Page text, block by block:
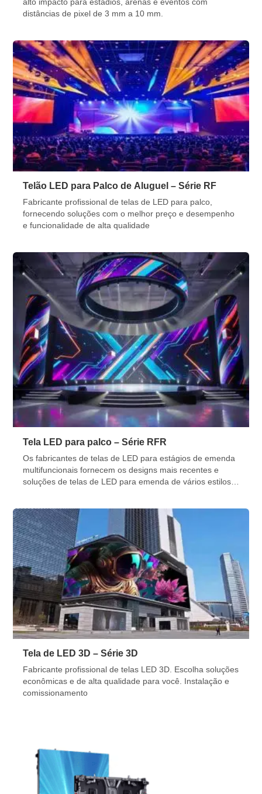
alto impacto para estádios, arenas e eventos com
distâncias de pixel de 3 mm a 10 mm.
Telão LED para Palco de Aluguel – Série RF
Fabricante profissional de telas de LED para palco,
fornecendo soluções com o melhor preço e desempenho
e funcionalidade de alta qualidade
Tela LED para palco – Série RFR
Os fabricantes de telas de LED para estágios de emenda
multifuncionais fornecem os designs mais recentes e
soluções de telas de LED para emenda de vários estilos e
Tela de LED 3D – Série 3D
Fabricante profissional de telas LED 3D. Escolha soluções
econômicas e de alta qualidade para você. Instalação e
comissionamento